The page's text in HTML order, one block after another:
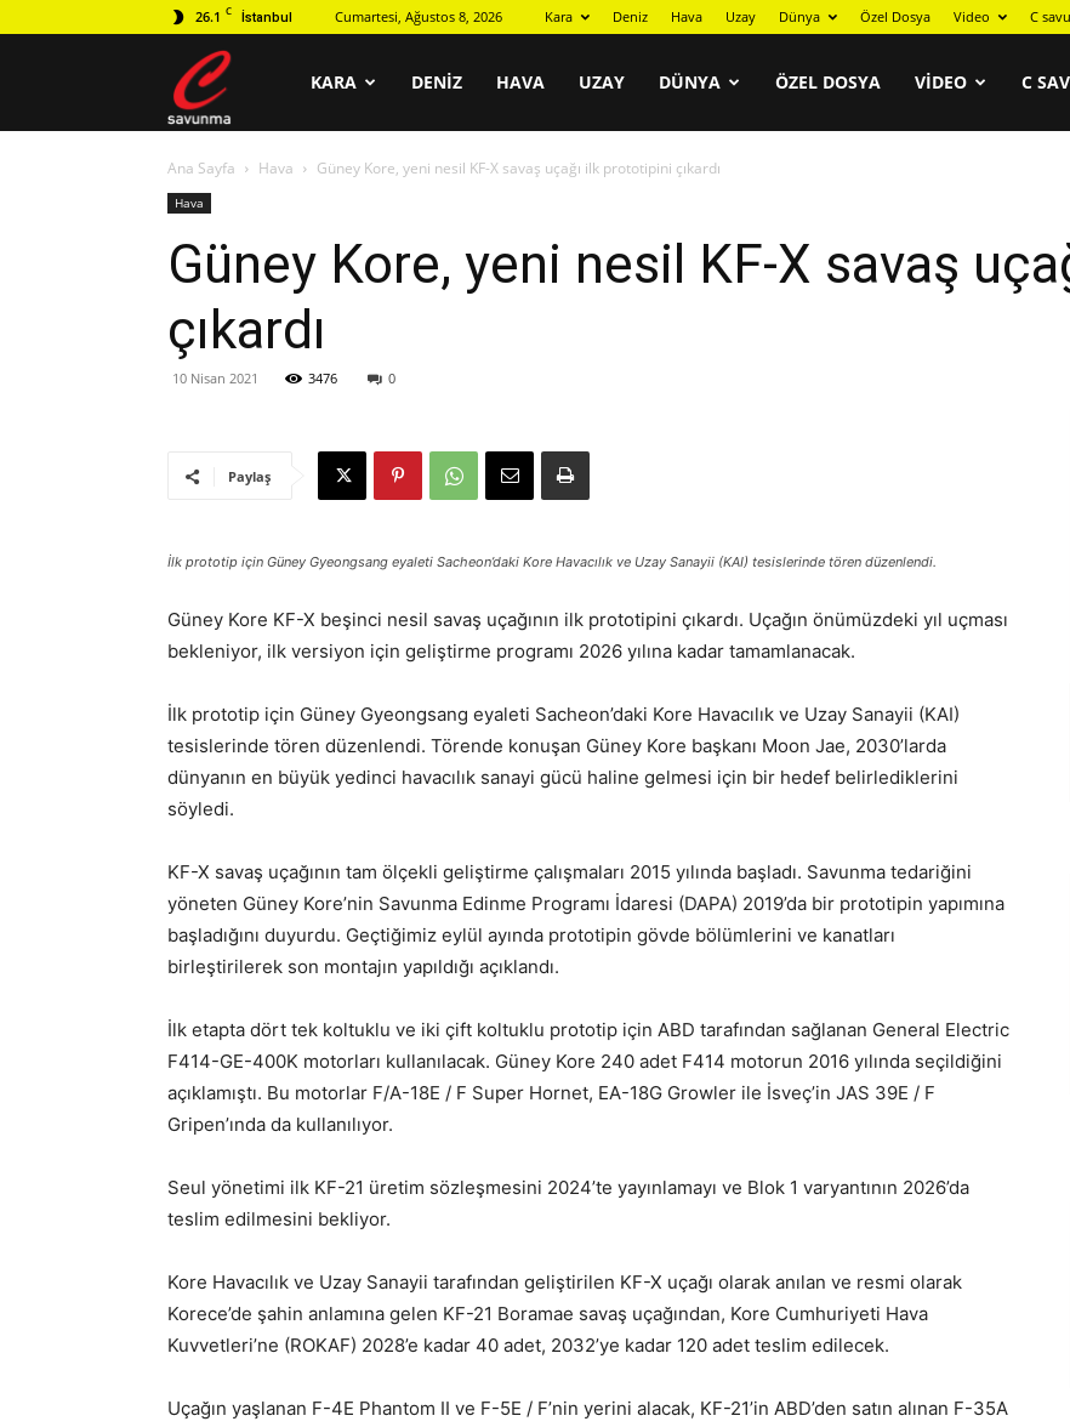
26.1 C İstanbul Cumartesi, Ağustos 8, 2026 Kara Deniz Hava Uzay Dünya Özel Dosya Video C
savunma
KARA DENIZ HAVA UZAY DÜNYA ÖZEL DOSYA VIDEO C
Ana Sayfa Hava Güney Kore, yeni nesil KF-X savaş uçağı ilk prototipini çıkardı
Hava
Güney Kore, yeni nesil KF-X savaş
çıkardı
10 Nisan 2021 3476 0
Paylaş
İlk prototip için Güney Gyeongsang eyaleti Sacheon’daki Kore Havacılık ve Uzay Sanayii (KAI) tesislerinde tören düzenlendi.
Güney Kore KF-X beşinci nesil savaş uçağının ilk prototipini çıkardı. Uçağın önümüzdeki yıl uçması
bekleniyor, ilk versiyon için geliştirme programı 2026 yılına kadar tamamlanacak.
İlk prototip için Güney Gyeongsang eyaleti Sacheon’daki Kore Havacılık ve Uzay Sanayii (KAI)
tesislerinde tören düzenlendi. Törende konuşan Güney Kore başkanı Moon Jae, 2030’larda
dünyanın en büyük yedinci havacılık sanayi gücü haline gelmesi için bir hedef belirlediklerini
söyledi.
KF-X savaş uçağının tam ölçekli geliştirme çalışmaları 2015 yılında başladı. Savunma tedariğini
yöneten Güney Kore’nin Savunma Edinme Programı İdaresi (DAPA) 2019’da bir prototipin yapımına
başladığını duyurdu. Geçtiğimiz eylül ayında prototipin gövde bölümlerini ve kanatları
birleştirilerek son montajın yapıldığı açıklandı.
İlk etapta dört tek koltuklu ve iki çift koltuklu prototip için ABD tarafından sağlanan General Electric
F414-GE-400K motorları kullanılacak. Güney Kore 240 adet F414 motorun 2016 yılında seçildiğini
açıklamıştı. Bu motorlar F/A-18E / F Super Hornet, EA-18G Growler ile İsveç’in JAS 39E / F
Gripen’ında da kullanılıyor.
Seul yönetimi ilk KF-21 üretim sözleşmesini 2024’te yayınlamayı ve Blok 1 varyantının 2026’da
teslim edilmesini bekliyor.
Kore Havacılık ve Uzay Sanayii tarafından geliştirilen KF-X uçağı olarak anılan ve resmi olarak
Korece’de şahin anlamına gelen KF-21 Boramae savaş uçağından, Kore Cumhuriyeti Hava
Kuvvetleri’ne (ROKAF) 2028’e kadar 40 adet, 2032’ye kadar 120 adet teslim edilecek.
Uçağın yaşlanan F-4E Phantom II ve F-5E / F’nin yerini alacak, KF-21’in ABD’den satın alınan F-35A